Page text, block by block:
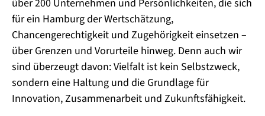
über 200 Unternehmen und Persönlichkeiten, die sich
für ein Hamburg der Wertschätzung,
Chancengerechtigkeit und Zugehörigkeit einsetzen –
über Grenzen und Vorurteile hinweg. Denn auch wir
sind überzeugt davon: Vielfalt ist kein Selbstzweck,
sondern eine Haltung und die Grundlage für
Innovation, Zusammenarbeit und Zukunftsfähigkeit.